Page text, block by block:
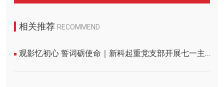
相关推荐 RECOMMEND
观影忆初心 誓词砺使命｜新科起重党支部开展七一主题党日活动